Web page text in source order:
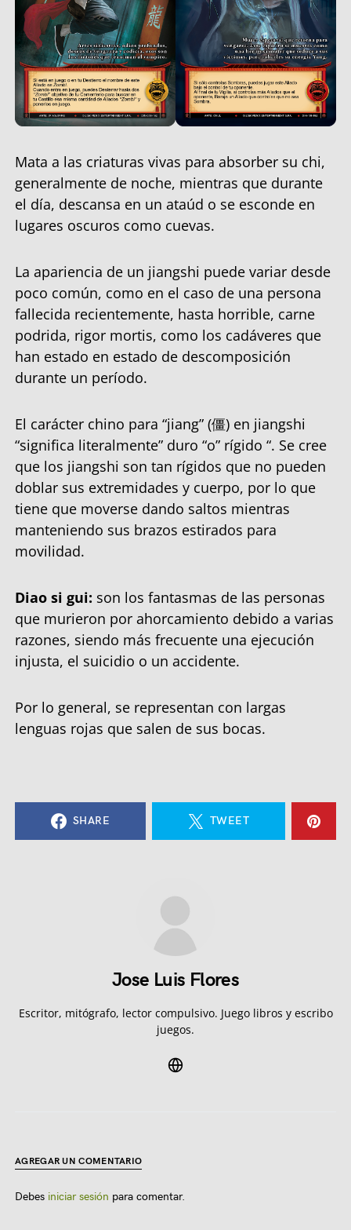
Mata a las criaturas vivas para absorber su chi,
generalmente de noche, mientras que durante
el día, descansa en un ataúd o se esconde en
lugares oscuros como cuevas.
La apariencia de un jiangshi puede variar desde
poco común, como en el caso de una persona
fallecida recientemente, hasta horrible, carne
podrida, rigor mortis, como los cadáveres que
han estado en estado de descomposición
durante un período.
El carácter chino para “jiang” (僵) en jiangshi
“significa literalmente” duro “o” rígido “. Se cree
que los jiangshi son tan rígidos que no pueden
doblar sus extremidades y cuerpo, por lo que
tiene que moverse dando saltos mientras
manteniendo sus brazos estirados para
movilidad.
Diao si gui: son los fantasmas de las personas
que murieron por ahorcamiento debido a varias
razones, siendo más frecuente una ejecución
injusta, el suicidio o un accidente.
Por lo general, se representan con largas
lenguas rojas que salen de sus bocas.
SHARE TWEET
Jose Luis Flores
Escritor, mitógrafo, lector compulsivo. Juego libros y escribo
juegos.
AGREGAR UN COMENTARIO
Debes iniciar sesión para comentar.